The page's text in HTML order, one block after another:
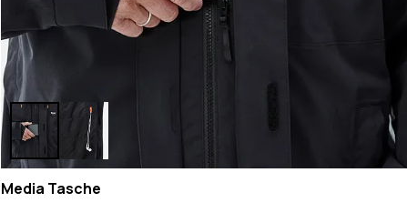
Media Tasche